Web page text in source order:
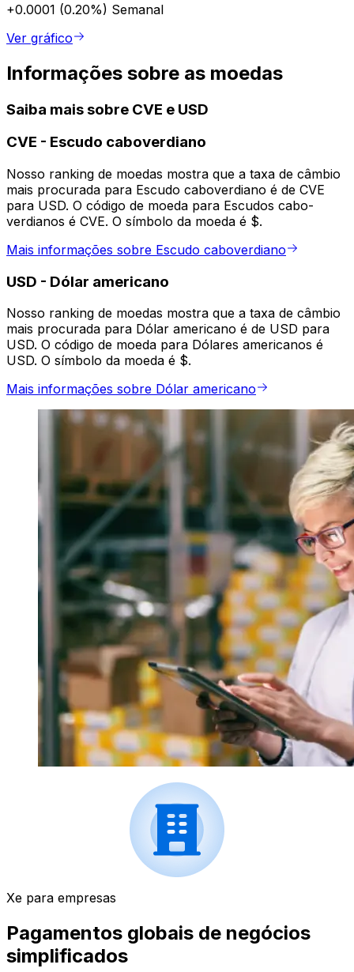
+0.0001 (0.20%) Semanal
Ver gráfico
Informações sobre as moedas
Saiba mais sobre CVE e USD
CVE - Escudo caboverdiano
Nosso ranking de moedas mostra que a taxa de câmbio
mais procurada para Escudo caboverdiano é de CVE
para USD. O código de moeda para Escudos cabo-
verdianos é CVE. O símbolo da moeda é $.
Mais informações sobre Escudo caboverdiano
USD - Dólar americano
Nosso ranking de moedas mostra que a taxa de câmbio
mais procurada para Dólar americano é de USD para
USD. O código de moeda para Dólares americanos é
USD. O símbolo da moeda é $.
Mais informações sobre Dólar americano
Xe para empresas
Pagamentos globais de negócios
simplificados